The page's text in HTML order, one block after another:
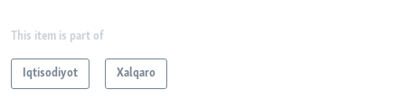
This item is part of
Iqtisodiyot Xalqaro